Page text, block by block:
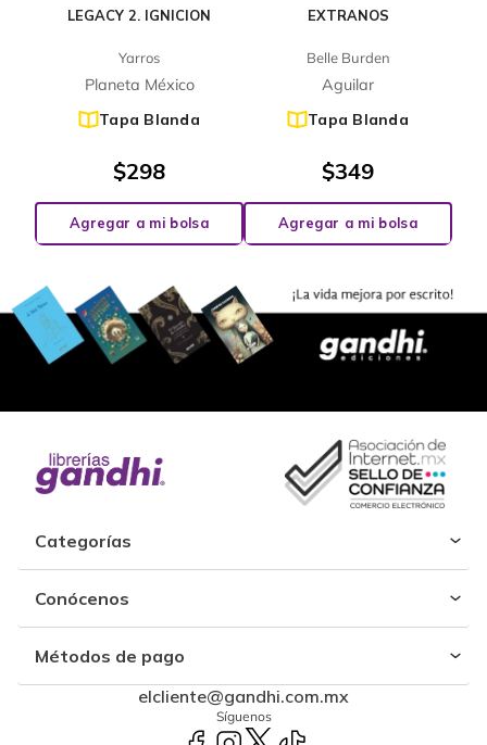
LEGACY 2. IGNICION
Yarros
Planeta México
Tapa Blanda
$298
Agregar a mi bolsa
EXTRANOS
Belle Burden
Aguilar
Tapa Blanda
$349
Agregar a mi bolsa
Categorías
Conócenos
Métodos de pago
elcliente@gandhi.com.mx
Síguenos